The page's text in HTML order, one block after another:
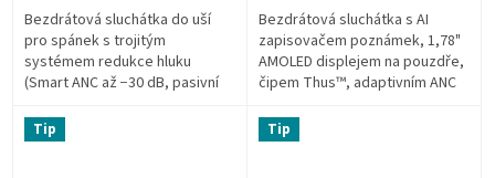
Bezdrátová sluchátka do uší
pro spánek s trojitým
systémem redukce hluku
(Smart ANC až −30 dB, pasivní
chrápání), výdrží 45 hodin a
sledováním...
Bezdrátová sluchátka s AI
zapisovačem poznámek, 1,78"
AMOLED displejem na pouzdře,
čipem Thus™, adaptivním ANC
hodin.
Tip Tip